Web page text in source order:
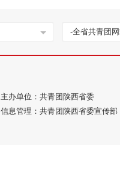
-全省共青团
主办单位：共青团陕西省委
信息管理：共青团陕西省委宣传部